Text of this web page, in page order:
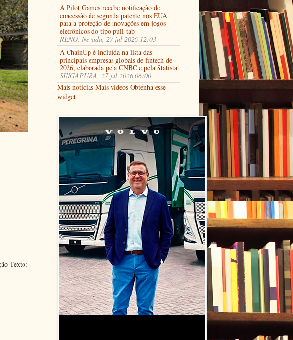
Texto:
A Pilot Games recebe notificação de
concessão de segunda patente nos EUA
para a proteção de inovações em jogos
eletrônicos do tipo pull-tab
RENO, Nevada, 27 jul 2026 12:03
A ChainUp é incluída na lista das
principais empresas globais de fintech de
2026, elaborada pela CNBC e pela Statista
SINGAPURA, 27 jul 2026 06:00
Mais notícias Mais vídeos Obtenha esse
widget